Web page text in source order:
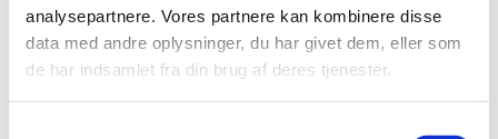
analysepartnere. Vores partnere kan kombinere disse
data med andre oplysninger, du har givet dem, eller som
de har indsamlet fra din brug af deres tjenester.
Økologisk Hverdagsuld 28